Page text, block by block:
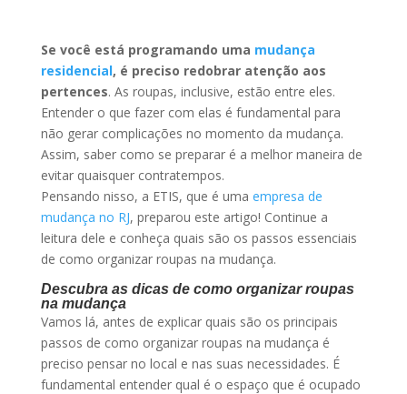
Se você está programando uma mudança
residencial, é preciso redobrar atenção aos
pertences. As roupas, inclusive, estão entre eles.
Entender o que fazer com elas é fundamental para
não gerar complicações no momento da mudança.
Assim, saber como se preparar é a melhor maneira de
evitar quaisquer contratempos.
Pensando nisso, a ETIS, que é uma empresa de
mudança no RJ, preparou este artigo! Continue a
leitura dele e conheça quais são os passos essenciais
de como organizar roupas na mudança.
Descubra as dicas de como organizar roupas
na mudança
Vamos lá, antes de explicar quais são os principais
passos de como organizar roupas na mudança é
preciso pensar no local e nas suas necessidades. É
fundamental entender qual é o espaço que é ocupado